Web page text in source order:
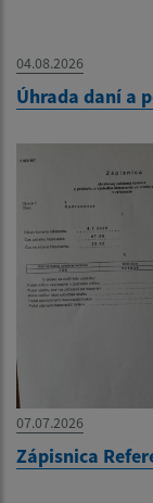
04.08.2026
Úhrada daní a
07.07.2026
Zápisnica